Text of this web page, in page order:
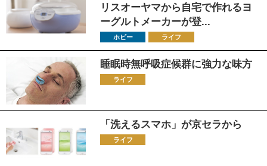
リスオーヤマから自宅で作れるヨ
ーグルトメーカーが登...
ホビー ライフ
睡眠時無呼吸症候群に強力な味方
ライフ
「洗えるスマホ」が京セラから
ライフ